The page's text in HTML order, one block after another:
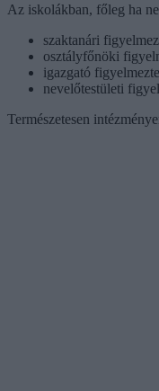
Az iskolákban, főleg ha
szaktanári
osztályfőnöki
igazgató
nevelőtestületi
Természetesen